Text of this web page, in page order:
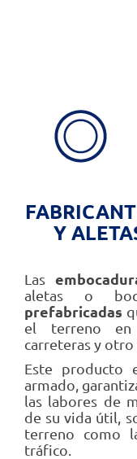
Y
Las
aletas o
prefabricadas
el terreno en
carreteras y otro
Este producto
armado,
las labores de
de su vida útil,
terreno como
tráfico.